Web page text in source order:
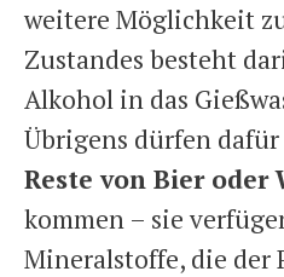
weitere Möglichkeit
Zustandes besteht
Alkohol in das
Übrigens dürfen dafür
Reste von Bier oder
kommen – sie
Mineralstoffe, die der